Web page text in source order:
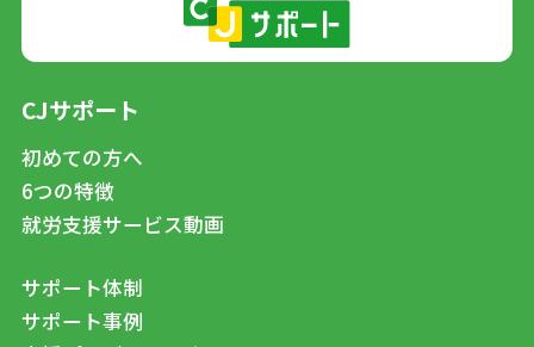
CJサポート
初めての方へ
6つの特徴
就労支援サービス動画
サポート体制
サポート事例